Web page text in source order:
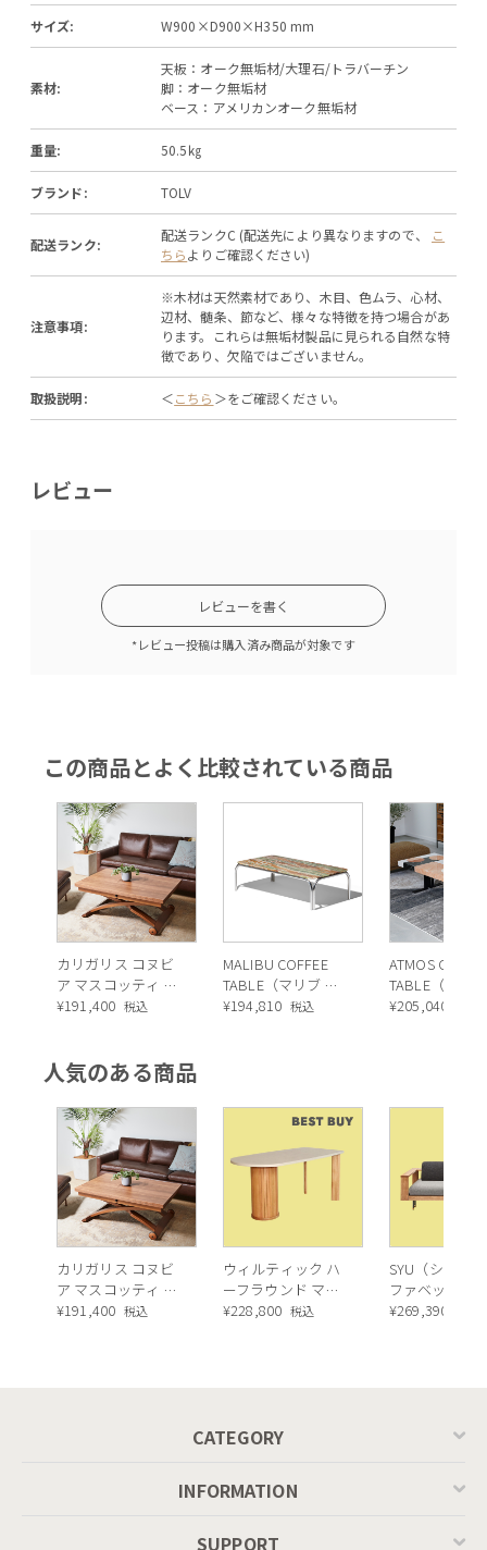
サイズ: W900×D900×H350 mm
素材:
天板：オーク無垢材/大理石/トラバーチン
脚：オーク無垢材
ベース：アメリカンオーク無垢材
重量: 50.5㎏
ブランド: TOLV
配送ランク:
配送ランクC (配送先により異なりますので、
こ
ちらよりご確認ください)
注意事項:
※木材は天然素材であり、木目、色ムラ、心材、
辺材、髄条、節など、様々な特徴を持つ場合があ
ります。これらは無垢材製品に見られる自然な特
徴であり、欠陥ではございません。
取扱説明: ＜こちら ＞をご確認ください。
レビュー
レビューを書く
*レビュー投稿は購入済み商品が対象です
この商品とよく比較されている商品
カリガリス コヌビ
ア マスコッティ 伸
長・昇降式テーブ
MASCOTTE[CB490]
P201
¥191,400 税込
MALIBU COFFEE
TABLE（マリブ コ
ーヒーテーブル）
¥194,810 税込
ATMOS
TABLE（アト
コーヒーテー
¥205,040
人気のある商品
カリガリス コヌビ
ア マスコッティ 伸
長・昇降式テーブ
¥191,400 税込
ウィルティック ハ
ーフラウンド マテ
ィエラ塗装 ダイニ
¥228,800 税込
SYU（シュウ
ファベッド（
ュラル）
¥269,390
CATEGORY
INFORMATION
SUPPORT